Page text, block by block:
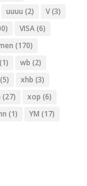
uuuu (2) V(3)
VISA(6)
(170)
(1) wb (2)
(5) xhb (3)
(27) xop (6)
(1) YM (17)